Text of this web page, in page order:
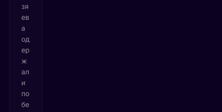
зя
ев
а
од
ер
ж
ал
и
по
бе